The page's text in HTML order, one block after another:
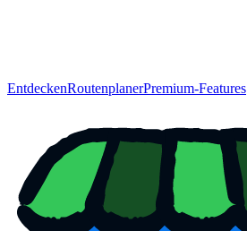
EntdeckenRoutenplanerPremium-Features